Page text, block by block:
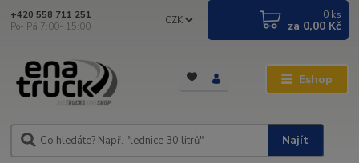
Eshop
CZK
Najít
+420 558 711 251
Po- Pá 7:00- 15:00
0 ks
za 0,00 Kč